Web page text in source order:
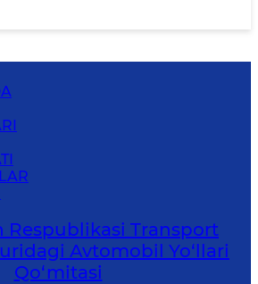
Respublikasi Transport
Avtomobil Yo‘llari
Qo‘mitasi